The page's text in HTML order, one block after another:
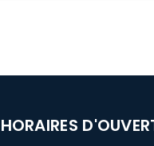
HORAIRES